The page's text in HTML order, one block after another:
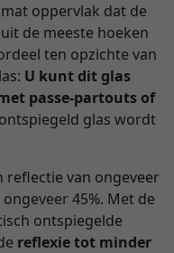
oppervlak dat de
de meeste hoeken
ten opzichte van
U kunt dit glas
passe-partouts of
glas wordt
reflectie van ongeveer
45%. Met de
ontspiegelde
reflexie tot minder